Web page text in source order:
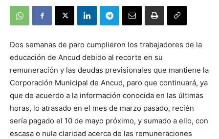
Dos semanas de paro cumplieron los trabajadores de la
educación de Ancud debido al recorte en su
remuneración y las deudas previsionales que mantiene la
Corporación Municipal de Ancud, paro que continuará, ya
que de acuerdo a la información conocida en las últimas
horas, lo atrasado en el mes de marzo pasado, recién
sería pagado el 10 de mayo próximo, y sumado a ello, con
escasa o nula claridad acerca de las remuneraciones